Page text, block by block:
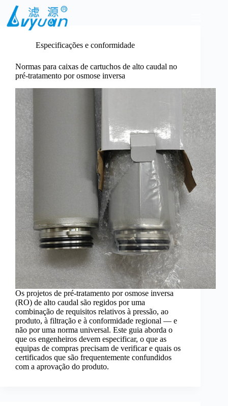
Pular
para
conteúdo
Especificações e conformidade
Normas para caixas de cartuchos de alto caudal no
pré-tratamento por osmose inversa
Os projetos de pré-tratamento por osmose inversa
(RO) de alto caudal são regidos por uma
combinação de requisitos relativos à pressão, ao
produto, à filtração e à conformidade regional — e
não por uma norma universal. Este guia aborda o
que os engenheiros devem especificar, o que as
equipas de compras precisam de verificar e quais os
certificados que são frequentemente confundidos
com a aprovação do produto.